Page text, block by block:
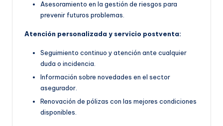
Asesoramiento en la gestión de riesgos para
prevenir futuros problemas.
Atención personalizada y servicio postventa:
Seguimiento continuo y atención ante cualquier
duda o incidencia.
Información sobre novedades en el sector
asegurador.
Renovación de pólizas con las mejores condiciones
disponibles.